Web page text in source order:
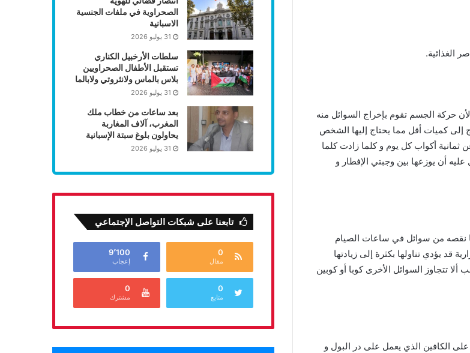
الغذائية.
حركة الجسم تقوم بإخراج السوائل منه
إلى كميات أقل مما يحتاج إليها الشخص
ثمانية أكواب كل يوم و كلما زادت كلما
أن يوزعها بين وجبتي الإفطار و
نقصه من سوائل في ساعات الصيام
قد يؤدي تناولها بكثرة إلى زيادتها
تتجاوز السوائل الأخرى كوبا أو كوبين
الكافين الذي يعمل على در البول و
الصحراوية في ملفات الجنسية
الاسبانية
31 يوليو 2026
سلطات الأرخبيل الكناري
تستقبل الأطفال الصحراويين
بلاس بالماس ولانثروتي ولابالما
31 يوليو 2026
بعد ساعات من خطاب ملك
المغرب، آلاف المغاربة
يحاولون بلوغ سبتة الإسبانية
31 يوليو 2026
تابعنا على شبكات التواصل الإجتماعي
0
مقال
9٬100
إعجاب
0
متابع
0
مشترك